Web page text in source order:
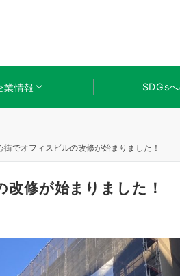
業情報 SDGs
街でオフィスビルの改修が始まりました！
修が始まりました！